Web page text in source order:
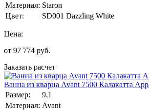
Материал: Staron
Цвет:
SD001 Dazzling White
Цена:
от 97 774 руб.
Заказать расчет
Ванна из кварца Avant 7500 Калакатта
Размер:
9,1
Материал: Avant